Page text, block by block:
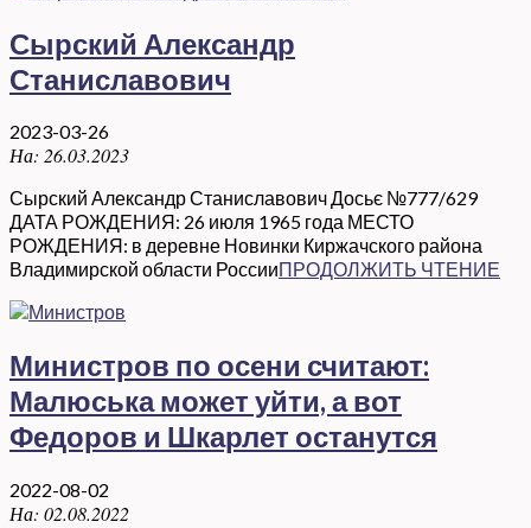
Сырский Александр
Станиславович
2023-03-26
На: 26.03.2023
Сырский Александр Станиславович Досьє №777/629
ДАТА РОЖДЕНИЯ: 26 июля 1965 года МЕСТО
РОЖДЕНИЯ: в деревне Новинки Киржачского района
Владимирской области РоссииПРОДОЛЖИТЬ ЧТЕНИЕ
Министров по осени считают:
Малюська может уйти, а вот
Федоров и Шкарлет останутся
2022-08-02
На: 02.08.2022